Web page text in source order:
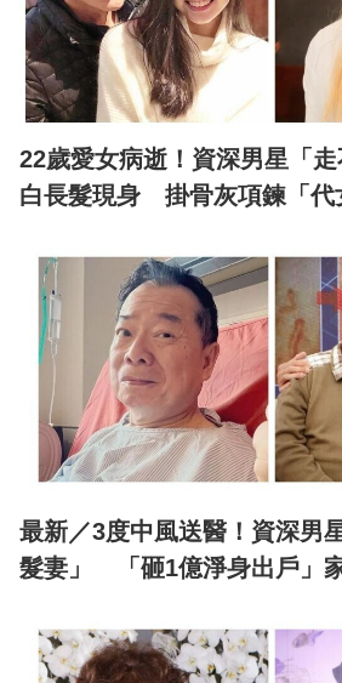
22歲愛女病逝！資深男星「
白長髮現身 掛骨灰項鍊「代
最新／3度中風送醫！資深男
髮妻」 「砸1億淨身出戶」